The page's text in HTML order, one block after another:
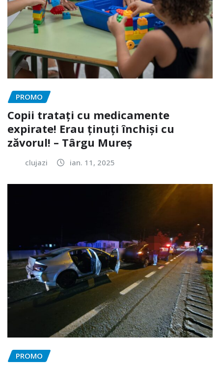
PROMO
Copii tratați cu medicamente
expirate! Erau ținuți închiși cu
zăvorul! – Târgu Mureș
clujazi ian. 11, 2025
PROMO